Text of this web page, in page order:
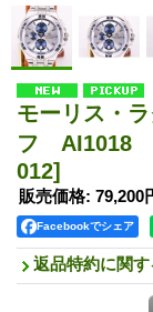
モーリス・
フ AI1018
012]
販売価格: 79,200
Facebookでシェア
返品特約に関